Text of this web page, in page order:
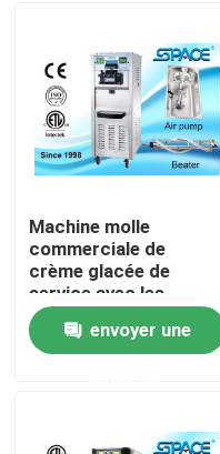
Accueil
Contacts
Machine molle
commerciale de
crème glacée de
service avec les
systèmes de
réfrigération
indépendants
envoyer une